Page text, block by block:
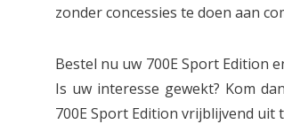
zonder concessies te doen aan
Bestel nu uw 700E Sport Edition
Is uw interesse gewekt? Kom
700E Sport Edition vrijblijvend uit